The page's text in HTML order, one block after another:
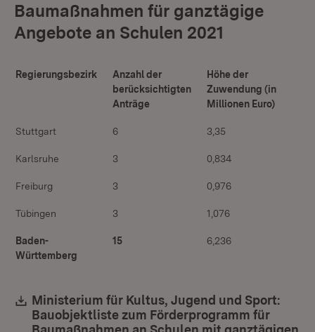
Baumaßnahmen für ganztägige
Angebote an Schulen 2021
Regierungsbezirk
Anzahl der
berücksichtigten
Anträge
Höhe der
Zuwendung (in
Millionen Euro)
Stuttgart 6 3,35
Karlsruhe 3 0,834
Freiburg 3 0,976
Tübingen 3 1,076
Baden-
Württemberg
15 6,236
Download:
Ministerium für Kultus, Jugend und Sport:
Bauobjektliste zum Förderprogramm für